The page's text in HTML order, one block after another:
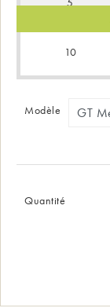
10
Modèle
Quantité